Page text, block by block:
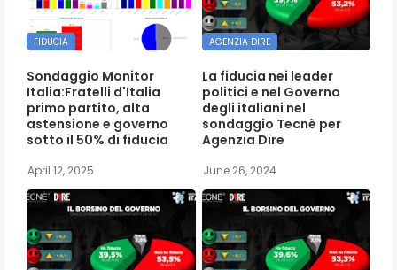
FIDUCIA
Sondaggio Monitor
Italia:Fratelli d'Italia
primo partito, alta
astensione e governo
sotto il 50% di fiducia
April 12, 2025
AGENZIA DIRE
La fiducia nei leader
politici e nel Governo
degli italiani nel
sondaggio Tecnè per
Agenzia Dire
June 26, 2024